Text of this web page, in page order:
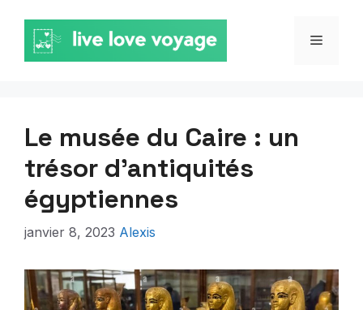
contenu
MENU
Le musée du Caire : un
trésor d’antiquités
égyptiennes
janvier 8, 2023 Alexis